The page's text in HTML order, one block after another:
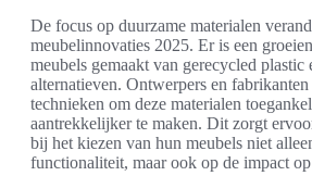
De focus op duurzame materialen
meubelinnovaties 2025. Er is een
meubels gemaakt van gerecycled plastic
alternatieven. Ontwerpers en
technieken om deze materialen
aantrekkelijker te maken. Dit zorgt
bij het kiezen van hun meubels niet
functionaliteit, maar ook op de impact